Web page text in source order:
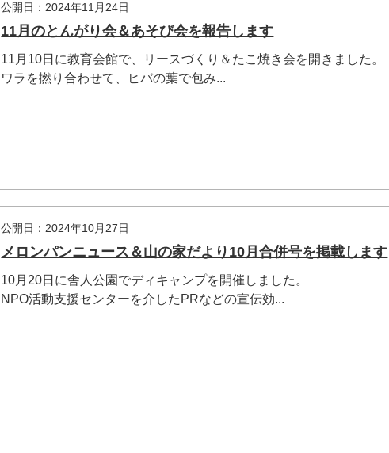
公開日：2024年11月24日
11月のとんがり会＆あそび会を報告します
11月10日に教育会館で、リースづくり＆たこ焼き会を開きました。
ワラを撚り合わせて、ヒバの葉で包み...
公開日：2024年10月27日
メロンパンニュース＆山の家だより10月合併号を掲載します
10月20日に舎人公園でディキャンプを開催しました。
NPO活動支援センターを介したPRなどの宣伝効...